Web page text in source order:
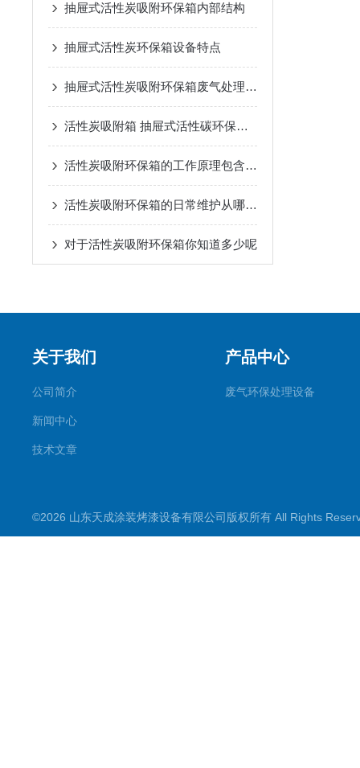
抽屉式活性炭吸附环保箱内部结构
抽屉式活性炭环保箱设备特点
抽屉式活性炭吸附环保箱废气处理设备特点
活性炭吸附箱 抽屉式活性碳环保箱功能特点
活性炭吸附环保箱的工作原理包含哪几点
活性炭吸附环保箱的日常维护从哪些方面入手
对于活性炭吸附环保箱你知道多少呢
关于我们
公司简介
新闻中心
技术文章
产品中心
废气环保处理设备
©2026 山东天成涂装烤漆设备有限公司版权所有 All Rights